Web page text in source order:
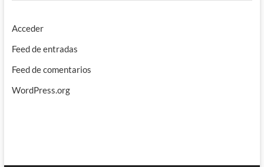
Acceder
Feed de entradas
Feed de comentarios
WordPress.org